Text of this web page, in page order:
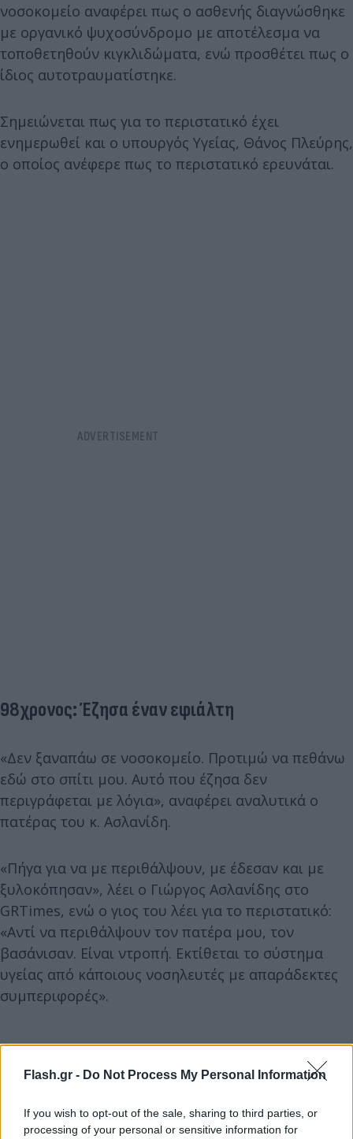
Flash.gr - Do Not Process My Personal Information
If you wish to opt-out of the sale, sharing to third parties, or
processing of your personal or sensitive information for
νοσοκομείο αναφέρει πως ο ασθενής διαγνώσθηκε
με οργανικό ψυχοσύνδρομο με αποτέλεσμα να
τοποθετηθούν κιγκλιδώματα, ενώ προσθέτει πως ο
ίδιος αυτοτραυματίστηκε.
Σημειώνεται πως για το περιστατικό έχει
ενημερωθεί και ο υπουργός Υγείας, Θάνος Πλεύρης,
ο οποίος ανέφερε πως το περιστατικό ερευνάται.
98χρονος: Έζησα έναν εφιάλτη
«Δεν ξαναπάω σε νοσοκομείο. Προτιμώ να πεθάνω
εδώ στο σπίτι μου. Αυτό που έζησα δεν
περιγράφεται με λόγια», αναφέρει αναλυτικά ο
πατέρας του κ. Ασλανίδη.
«Πήγα για να με περιθάλψουν, με έδεσαν και με
ξυλοκόπησαν», λέει ο Γιώργος Ασλανίδης στο
GRTimes, ενώ ο γιος του λέει για το περιστατικό:
«Αντί να περιθάλψουν τον πατέρα μου, τον
βασάνισαν. Είναι ντροπή. Εκτίθεται το σύστημα
υγείας από κάποιους νοσηλευτές με απαράδεκτες
συμπεριφορές».